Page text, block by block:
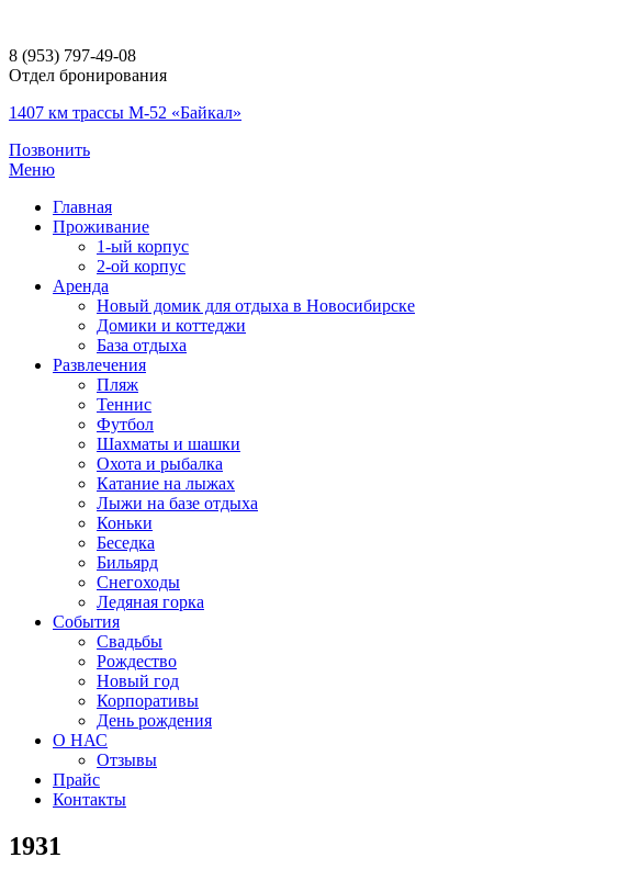
8 (953) 797-49-08
Отдел бронирования
1407 км трассы М-52 «Байкал»
Позвонить
Меню
Главная
Проживание
1-ый корпус
2-ой корпус
Аренда
Новый домик для отдыха в Новосибирске
Домики и коттеджи
База отдыха
Развлечения
Пляж
Теннис
Футбол
Шахматы и шашки
Охота и рыбалка
Катание на лыжах
Лыжи на базе отдыха
Коньки
Беседка
Бильярд
Снегоходы
Ледяная горка
События
Свадьбы
Рождество
Новый год
Корпоративы
День рождения
О НАС
Отзывы
Прайс
Контакты
1931